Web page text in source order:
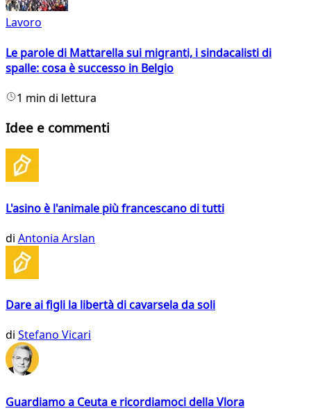
Lavoro
Le parole di Mattarella sui migranti, i sindacalisti di
spalle: cosa è successo in Belgio
1 min di lettura
Idee e commenti
L'asino è l'animale più francescano di tutti
di Antonia Arslan
Dare ai figli la libertà di cavarsela da soli
di Stefano Vicari
Guardiamo a Ceuta e ricordiamoci della Vlora